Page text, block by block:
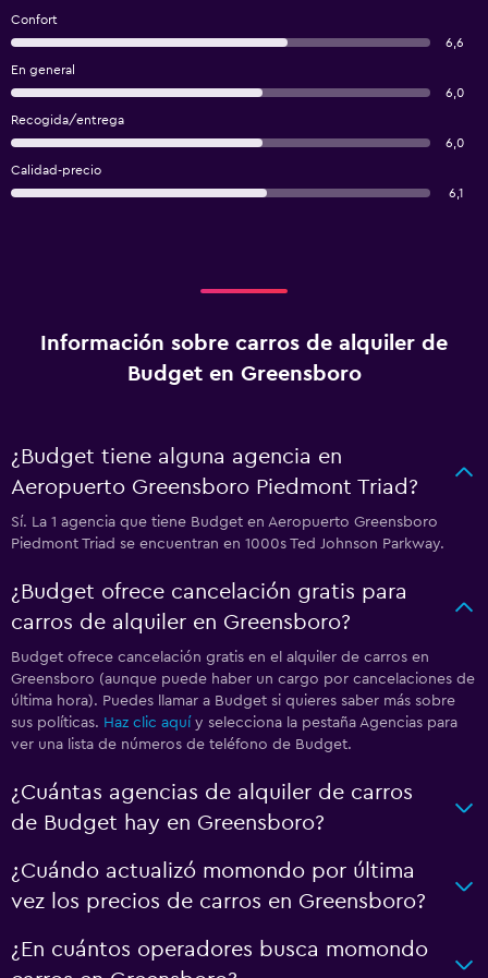
Confort
6,6
En general
6,0
Recogida/entrega
6,0
Calidad-precio
6,1
Información sobre carros de alquiler de
Budget en Greensboro
¿Budget tiene alguna agencia en
Aeropuerto Greensboro Piedmont Triad?
Sí. La 1 agencia que tiene Budget en Aeropuerto Greensboro
Piedmont Triad se encuentran en 1000s Ted Johnson Parkway.
¿Budget ofrece cancelación gratis para
carros de alquiler en Greensboro?
Budget ofrece cancelación gratis en el alquiler de carros en
Greensboro (aunque puede haber un cargo por cancelaciones de
última hora). Puedes llamar a Budget si quieres saber más sobre
sus políticas. Haz clic aquí y selecciona la pestaña Agencias para
ver una lista de números de teléfono de Budget.
¿Cuántas agencias de alquiler de carros
de Budget hay en Greensboro?
¿Cuándo actualizó momondo por última
vez los precios de carros en Greensboro?
¿En cuántos operadores busca momondo